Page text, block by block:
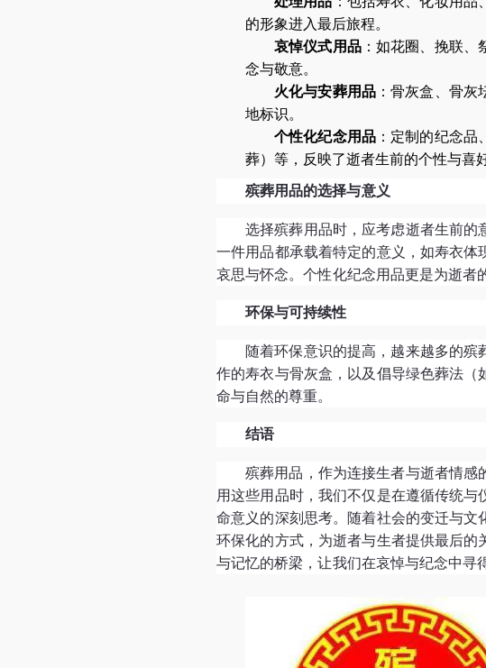
的形象进入最后旅程。
哀悼仪式用品：如花圈、挽联、
念与敬意。
火化与安葬用品 ：骨灰盒、骨
地标识。
个性化纪念用品 ：定制的纪念
葬）等，反映了逝者生前的个性与喜
殡葬用品的选择与意义
选择殡葬用品时，应考虑逝者生前
一件用品都承载着特定的意义，如寿衣
哀思与怀念。个性化纪念用品更是为逝者
环保与可持续性
随着环保意识的提高，越来越多的殡
作的寿衣与骨灰盒，以及倡导绿色葬法
命与自然的尊重。
结语
殡葬用品，作为连接生者与逝者情感
用这些用品时，我们不仅是在遵循传统
命意义的深刻思考。随着社会的变迁与文
环保化的方式，为逝者与生者提供最后
与记忆的桥梁，让我们在哀悼与纪念中寻